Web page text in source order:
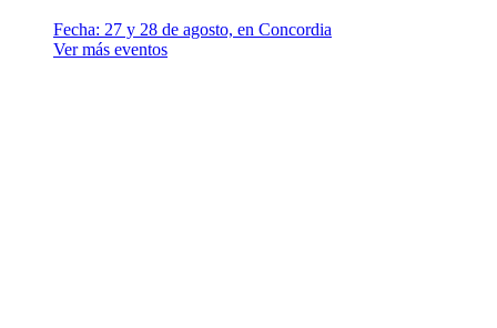
Fecha: 27 y 28 de agosto, en Concordia
Ver más eventos